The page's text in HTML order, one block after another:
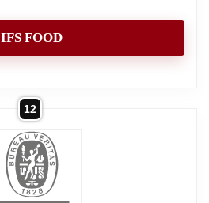
IFS FOOD
12